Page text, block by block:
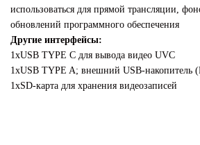
использоваться для прямой трансляции,
обновлений программного обеспечения
Другие интерфейсы:
1xUSB TYPE C для вывода видео UVC
1xUSB TYPE A; внешний USB-накопитель
1xSD-карта для хранения видеозаписей